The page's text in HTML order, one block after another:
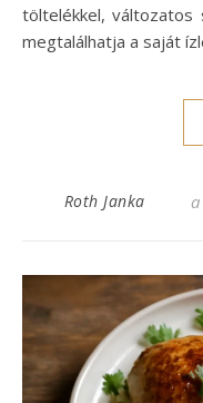
töltelékkel, változatos
megtalálhatja a saját
Roth Janka